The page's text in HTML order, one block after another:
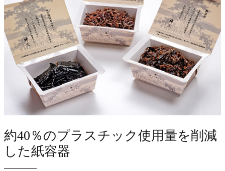
約40％のプラスチック使用量を削減
した紙容器